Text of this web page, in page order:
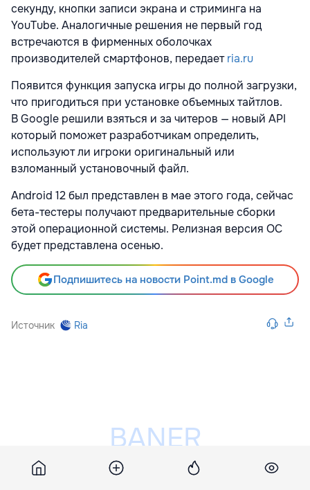
секунду, кнопки записи экрана и стриминга на
YouTube. Аналогичные решения не первый год
встречаются в фирменных оболочках
производителей смартфонов, передаетria.ru
Появится функция запуска игры до полной загрузки,
что пригодиться при установке объемных тайтлов.
В Google решили взяться и за читеров — новый API
который поможет разработчикам определить,
используют ли игроки оригинальный или
взломанный установочный файл.
Android 12 был представлен в мае этого года, сейчас
бета-тестеры получают предварительные сборки
этой операционной системы. Релизная версия ОС
будет представлена осенью.
Подпишитесь на новости Point.md в Google
Источник Ria